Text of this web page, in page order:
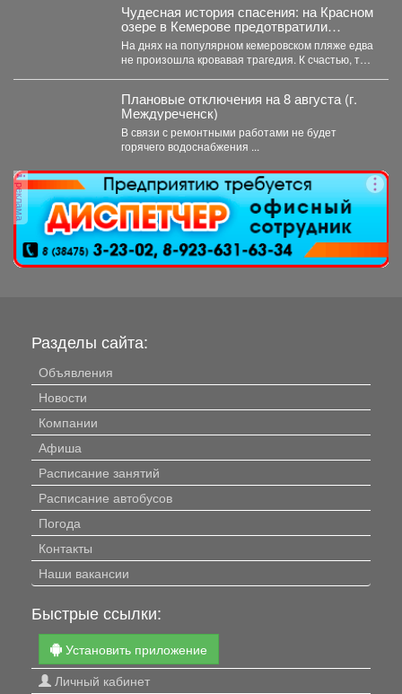
Чудесная история спасения: на Красном
озере в Кемерове предотвратили
трагедию
На днях на популярном кемеровском пляже едва
не произошла кровавая трагедия. К счастью, там
Плановые отключения на 8 августа (г.
Междуреченск)
В связи с ремонтными работами не будет
горячего водоснабжения ...
реклама
Разделы сайта:
Объявления
Новости
Компании
Афиша
Расписание занятий
Расписание автобусов
Погода
Контакты
Наши вакансии
Быстрые ссылки:
Установить приложение
Личный кабинет